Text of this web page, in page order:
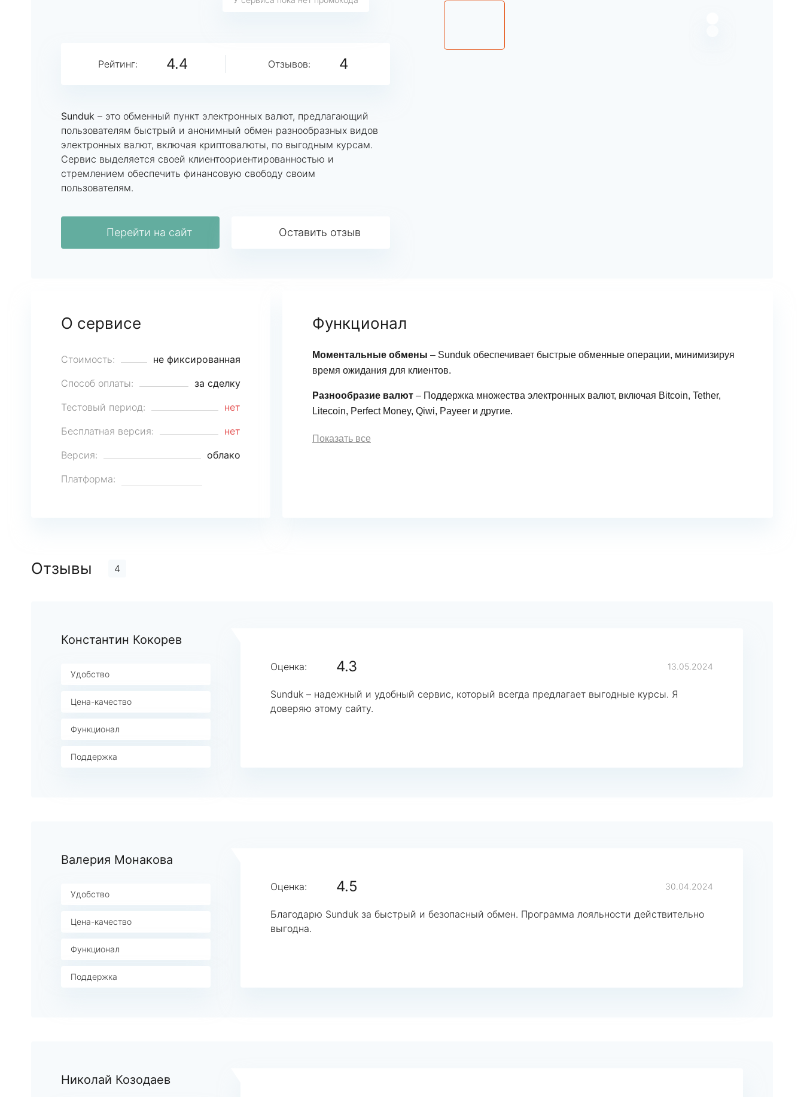
Рейтинг: 4.4 Отзывов: 4
Sunduk – это обменный пункт электронных валют, предлагающий
пользователям быстрый и анонимный обмен разнообразных видов
электронных валют, включая криптовалюты, по выгодным курсам.
Сервис выделяется своей клиентоориентированностью и
стремлением обеспечить финансовую свободу своим
пользователям.
Перейти на сайт Оставить отзыв
О сервисе
Стоимость:
не фиксированная
Способ оплаты:
за сделку
Тестовый период:
нет
Бесплатная версия:
нет
Версия:
облако
Платформа:
Функционал
Моментальные обмены – Sunduk обеспечивает быстрые обменные операции, минимизируя
время ожидания для клиентов.
Разнообразие валют – Поддержка множества электронных валют, включая Bitcoin, Tether,
Litecoin, Perfect Money, Qiwi, Payeer и другие.
Показать все
Отзывы 4
Константин Кокорев
Удобство
Цена-качество
Функционал
Поддержка
Оценка: 4.3 13.05.2024
Sunduk – надежный и удобный сервис, который всегда предлагает выгодные курсы. Я
доверяю этому сайту.
Валерия Монакова
Удобство
Цена-качество
Функционал
Поддержка
Оценка: 4.5 30.04.2024
Благодарю Sunduk за быстрый и безопасный обмен. Программа лояльности действительно
выгодна.
Николай Козодаев